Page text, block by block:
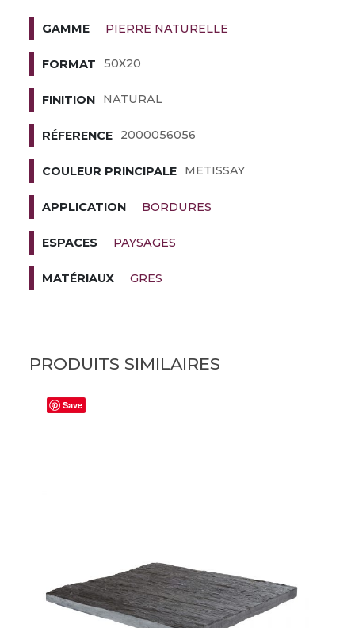
GAMME PIERRE NATURELLE
FORMAT 50X20
FINITION NATURAL
RÉFERENCE 2000056056
COULEUR PRINCIPALE METISSAY
APPLICATION BORDURES
ESPACES PAYSAGES
MATÉRIAUX GRES
PRODUITS SIMILAIRES
Save